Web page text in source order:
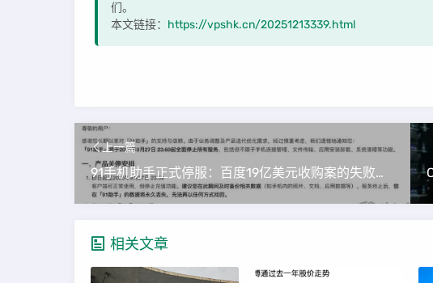
们。
本文链接： https://vpshk.cn/20251213339.html
上一篇
91手机助手正式停服：百度19亿美元收购案的失败反思
相关文章